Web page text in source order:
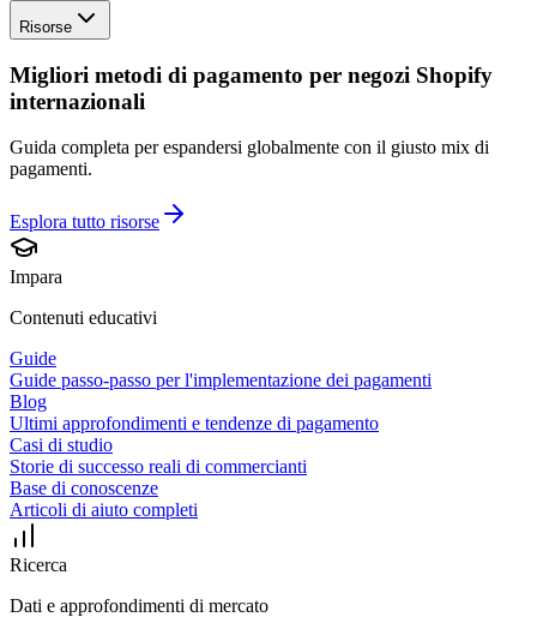
Risorse
Migliori metodi di pagamento per negozi Shopify
internazionali
Guida completa per espandersi globalmente con il giusto mix di
pagamenti.
Esplora tutto risorse
Impara
Contenuti educativi
Guide
Guide passo-passo per l'implementazione dei pagamenti
Blog
Ultimi approfondimenti e tendenze di pagamento
Casi di studio
Storie di successo reali di commercianti
Base di conoscenze
Articoli di aiuto completi
Ricerca
Dati e approfondimenti di mercato